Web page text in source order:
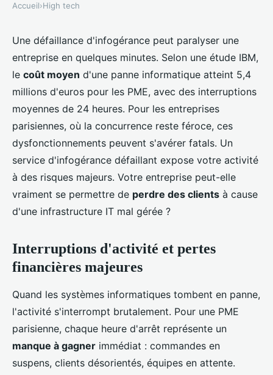
HIGH TECH
Conséquences des défaillances
d'infogérance pour les PME à
Paris
Marceau•15 février 2026•8 min de lecture
Accueil›High tech
Une défaillance d'infogérance peut paralyser une
entreprise en quelques minutes. Selon une étude IBM,
le coût moyen d'une panne informatique atteint 5,4
millions d'euros pour les PME, avec des interruptions
moyennes de 24 heures. Pour les entreprises
parisiennes, où la concurrence reste féroce, ces
dysfonctionnements peuvent s'avérer fatals. Un
service d'infogérance défaillant expose votre activité
à des risques majeurs. Votre entreprise peut-elle
vraiment se permettre de perdre des clients à cause
d'une infrastructure IT mal gérée ?
Interruptions d'activité et pertes
financières majeures
Quand les systèmes informatiques tombent en panne,
l'activité s'interrompt brutalement. Pour une PME
parisienne, chaque heure d'arrêt représente un
manque à gagner immédiat : commandes en
suspens, clients désorientés, équipes en attente.